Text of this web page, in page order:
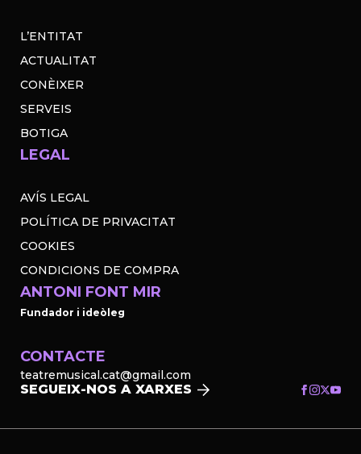
L’ENTITAT
ACTUALITAT
CONÈIXER
SERVEIS
BOTIGA
LEGAL
AVÍS LEGAL
POLÍTICA DE PRIVACITAT
COOKIES
CONDICIONS DE COMPRA
ANTONI FONT MIR
Fundador i ideòleg
CONTACTE
teatremusical.cat@gmail.com
SEGUEIX-NOS A XARXES